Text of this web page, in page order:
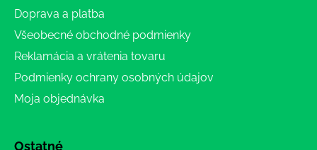
Doprava a platba
Všeobecné obchodné podmienky
Reklamácia a vrátenia tovaru
Podmienky ochrany osobných údajov
Moja objednávka
Ostatné